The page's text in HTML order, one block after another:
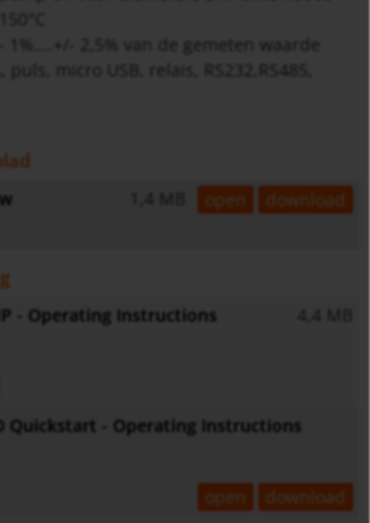
1%....+/- 2,5% van de gemeten waarde
puls, micro USB, relais, RS232,RS485,
1,4 MB open download
- Operating Instructions 4,4 MB
Quickstart - Operating Instructions
open
download